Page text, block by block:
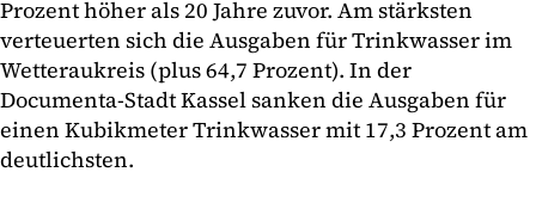
Prozent höher als 20 Jahre zuvor. Am stärksten
verteuerten sich die Ausgaben für Trinkwasser im
Wetteraukreis (plus 64,7 Prozent). In der
Documenta-Stadt Kassel sanken die Ausgaben für
einen Kubikmeter Trinkwasser mit 17,3 Prozent am
deutlichsten.